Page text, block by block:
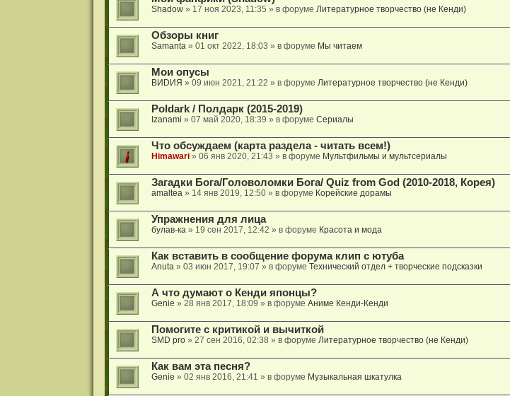
Shadow» 17 ноя 2023, 11:35 » в форуме Литературное творчество (не Кенди)
Обзоры книг
Samanta » 01 окт 2022, 18:03 » в форуме Мы читаем
Мои опусы
ВИDИЯ » 09 июн 2021, 21:22 » в форуме Литературное творчество (не Кенди)
Poldark / Полдарк (2015-2019)
Izanami » 07 май 2020, 18:39 » в форуме Сериалы
Что обсуждаем (карта раздела - читать всем!)
Himawari» 06 янв 2020, 21:43 » в форуме Мультфильмы и мультсериалы
Загадки Бога/Головоломки Бога/ Quiz from God (2010-2018, Корея)
amaltea » 14 янв 2019, 12:50 » в форуме Корейские дорамы
Упражнения для лица
булав-ка » 19 сен 2017, 12:42 » в форуме Красота и мода
Как вставить в сообщение форума клип с ютуба
Anuta » 03 июн 2017, 19:07 » в форуме Технический отдел + творческие подсказки
А что думают о Кенди японцы?
Genie » 28 янв 2017, 18:09 » в форуме Аниме Кенди-Кенди
Помогите с критикой и вычиткой
SMD pro» 27 сен 2016, 02:38 » в форуме Литературное творчество (не Кенди)
Как вам эта песня?
Genie » 02 янв 2016, 21:41 » в форуме Музыкальная шкатулка